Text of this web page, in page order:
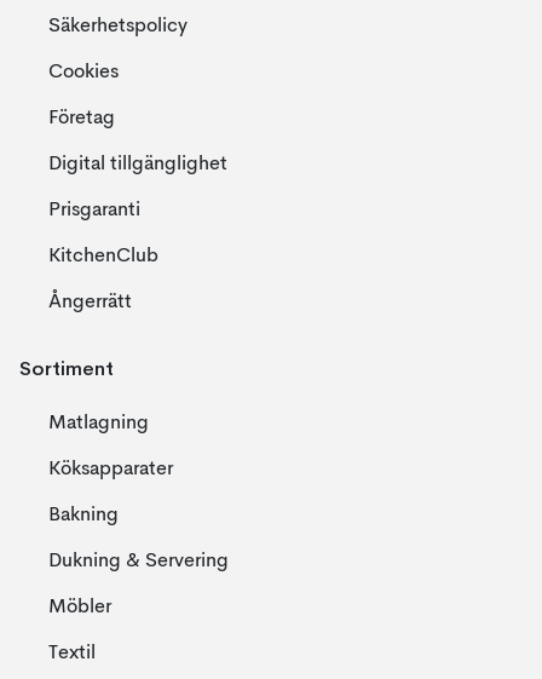
Säkerhetspolicy
Cookies
Företag
Digital tillgänglighet
Prisgaranti
KitchenClub
Ångerrätt
Sortiment
Matlagning
Köksapparater
Bakning
Dukning & Servering
Möbler
Textil